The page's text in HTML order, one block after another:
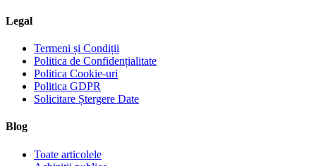
Legal
Termeni și Condiții
Politica de Confidențialitate
Politica Cookie-uri
Politica GDPR
Solicitare Ștergere Date
Blog
Toate articolele